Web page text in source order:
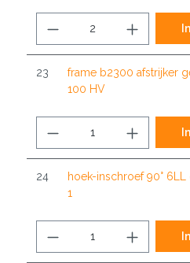
23
frame b2300 afstrijker
100 HV
24
hoek-inschroef 90° 6LL
1